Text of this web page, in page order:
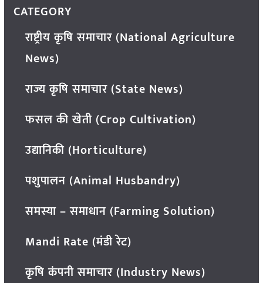
CATEGORY
राष्ट्रीय कृषि समाचार (National Agriculture
News)
राज्य कृषि समाचार (State News)
फसल की खेती (Crop Cultivation)
उद्यानिकी (Horticulture)
पशुपालन (Animal Husbandry)
समस्या – समाधान (Farming Solution)
Mandi Rate (मंडी रेट)
कृषि कंपनी समाचार (Industry News)